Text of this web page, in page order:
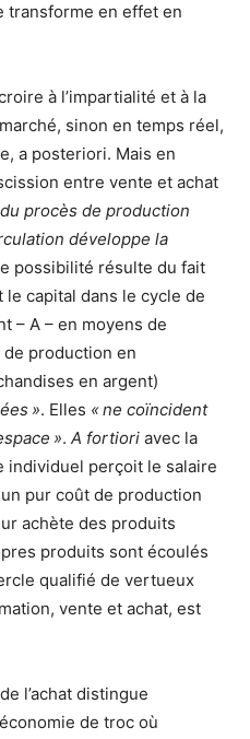
transforme en effet en
à l’impartialité et à la
sinon en temps réel,
a posteriori. Mais en
entre vente et achat
procès de production
développe la
possibilité résulte du fait
capital dans le cycle de
– A – en moyens de
production en
en argent)
». Elles « ne coïncident
». A fortiori avec la
individuel perçoit le salaire
pur coût de production
achète des produits
produits sont écoulés
qualifié de vertueux
vente et achat, est
l’achat distingue
de troc où